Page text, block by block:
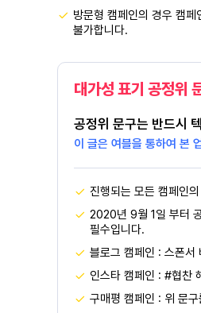
방문형 캠페인의 경우 캠
불가합니다.
대가성 표기 공정위
공정위 문구는 반드시
이 글은 여블을 통하여 본
진행되는 모든 캠페인
2020년 9월 1일 부터
필수입니다.
블로그 캠페인 : 스폰서
인스타 캠페인 : #협찬
구매평 캠페인 : 위 문